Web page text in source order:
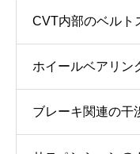
CVT内部のベルト
ホイールベアリン
ブレーキ関連の干